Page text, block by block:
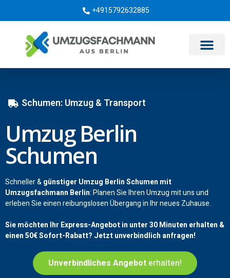
+4915792632885
Schumen: Umzug & Transport
Umzug Berlin
Schumen
Schneller &günstiger Umzug Berlin Schumen mit
Umzugsfachmann Berlin: Planen Sie Ihren Umzug mit uns und
erleben Sie einen reibungslosen Übergang in Ihr neues Zuhause.
Sie möchten Ihr Express-Angebot in unter 30 Minuten erhalten &
einen50€Sofort-Rabatt? Jetzt unverbindlich anfragen!
Unverbindliches Angebot erhalten!